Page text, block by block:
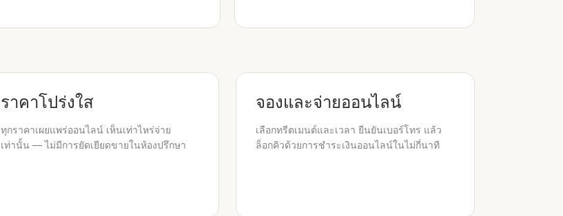
ราคาโปร่งใส
ทุกราคาเผยแพร่ออนไลน์ เห็นเท่าไหร่จ่าย
เท่านั้น — ไม่มีการยัดเยียดขายในห้องปรึกษา
จองและจ่ายออนไลน์
เลือกทรีตเมนต์และเวลา ยืนยันเบอร์โทร แล้ว
ล็อกคิวด้วยการชำระเงินออนไลน์ในไม่กี่นาที